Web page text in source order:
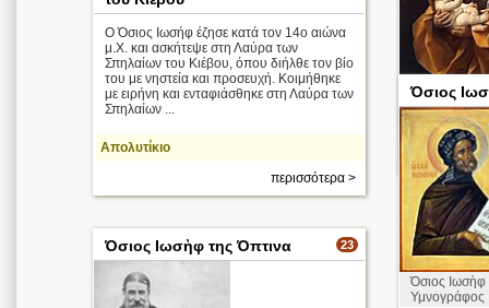
Ο Ιωσήφ με
μωρό Ιησού
Reni
Ο Όσιος Ιωσήφ έζησε κατά τον 14ο αιώνα
μ.Χ. και ασκήτεψε στη Λαύρα των
Σπηλαίων του Κιέβου, όπου διήλθε τον βίο
του με νηστεία και προσευχή. Κοιμήθηκε
με ειρήνη και ενταφιάσθηκε στη Λαύρα των
Σπηλαίων ...
Απολυτίκιο
περισσότερα >
Όσιος
Όσιος Ιωσὴφ
Υμνογράφος
23
Όσιος Ιωσὴφ της Όπτινα